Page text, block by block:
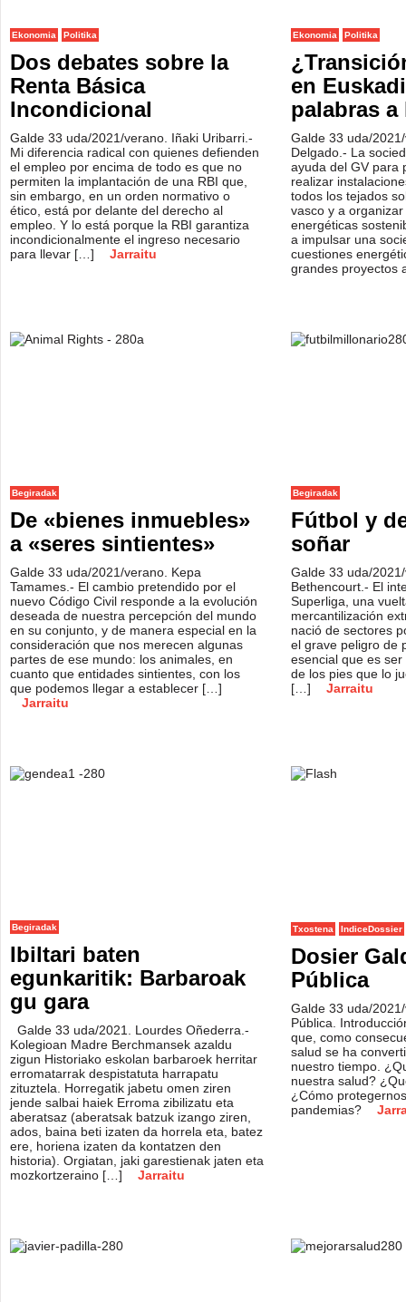
Ekonomia Politika
Dos debates sobre la
Renta Básica
Incondicional
Galde 33 uda/2021/verano. Iñaki Uribarri.-
Mi diferencia radical con quienes defienden
el empleo por encima de todo es que no
permiten la implantación de una RBI que,
sin embargo, en un orden normativo o
ético, está por delante del derecho al
empleo. Y lo está porque la RBI garantiza
incondicionalmente el ingreso necesario
para llevar […]
Jarraitu
Ekonomia Politika
en
palabras
Galde 33 uda/
Delgado.- La
ayuda del GV para
realizar
todos los tejados
vasco y a
energéticas
a impulsar una
cuestiones
grandes
Begiradak
De «bienes inmuebles»
a «seres sintientes»
Galde 33 uda/2021/verano. Kepa
Tamames.- El cambio pretendido por el
nuevo Código Civil responde a la evolución
deseada de nuestra percepción del mundo
en su conjunto, y de manera especial en la
consideración que nos merecen algunas
partes de ese mundo: los animales, en
cuanto que entidades sintientes, con los
que podemos llegar a establecer […]
Jarraitu
Begiradak
Fútbol y
soñar
Galde 33 uda/
Bethencourt.- El
Superliga, una
mercantilización
nació de sectores
el grave peligro de
esencial que es
de los pies que lo
[…]
Jarraitu
Begiradak
Ibiltari baten
egunkaritik: Barbaroak
gu gara
Galde 33 uda/2021. Lourdes Oñederra.-
Kolegioan Madre Berchmansek azaldu
zigun Historiako eskolan barbaroek herritar
erromatarrak despistatuta harrapatu
zituztela. Horregatik jabetu omen ziren
jende salbai haiek Erroma zibilizatu eta
aberatsaz (aberatsak batzuk izango ziren,
ados, baina beti izaten da horrela eta, batez
ere, horiena izaten da kontatzen den
historia). Orgiatan, jaki garestienak jaten eta
mozkortzeraino […]
Jarraitu
Txostena IndiceDossier
Dosier
Pública
Galde 33 uda/
Pública.
que, como
salud se ha
nuestro tiempo.
nuestra salud?
¿Cómo
pandemias?